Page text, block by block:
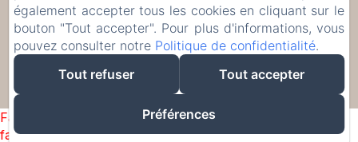
Créé par Amenitiz
Failed to load BookingEngine/index: Loading chunk 1322
failed. (missing:
également accepter tous les cookies en cliquant sur le
bouton "Tout accepter". Pour plus d'informations, vous
pouvez consulter notre Politique de confidentialité.
Tout refuser
Tout accepter
Préférences